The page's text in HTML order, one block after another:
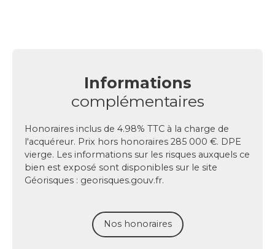
Informations
complémentaires
Honoraires inclus de 4.98% TTC à la charge de
l'acquéreur. Prix hors honoraires 285 000 €. DPE
vierge. Les informations sur les risques auxquels ce
bien est exposé sont disponibles sur le site
Géorisques : georisques.gouv.fr.
Nos honoraires